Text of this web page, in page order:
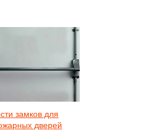
замков для
дверей